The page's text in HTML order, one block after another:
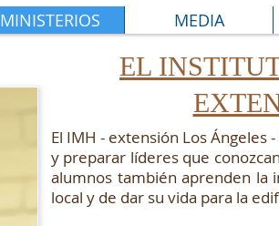
MINISTERIOS MEDIA
EL
El IMH - extensión Los
y preparar líderes que
alumnos también aprenden la
local y de dar su vida para la